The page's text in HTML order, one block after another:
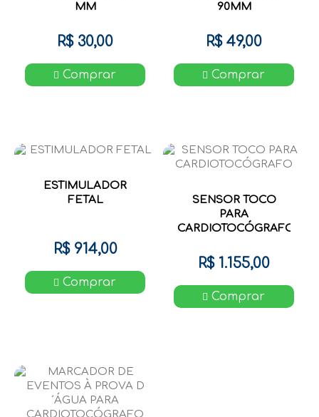
MM
R$ 30,00
Comprar
90MM
R$ 49,00
Comprar
ESTIMULADOR
FETAL
R$ 914,00
Comprar
SENSOR TOCO
PARA
CARDIOTOCÓGRAFO
R$ 1.155,00
Comprar